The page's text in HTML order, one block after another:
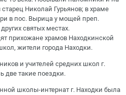
Николай Гурьянов; в храме
в пос. Вырица у мощей преп.
святых местах.⠀
прихожане храмов Находкинской
жители города Находки.
и учителей средних школ г.
две такие поездки.
школы-интернат г. Находки была